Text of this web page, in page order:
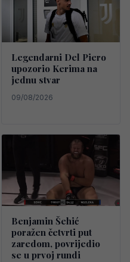
Legendarni Del Piero
upozorio Kerima na
jednu stvar
09/08/2026
Benjamin Šehić
poražen četvrti put
zaredom, povrijedio
se u prvoj rundi